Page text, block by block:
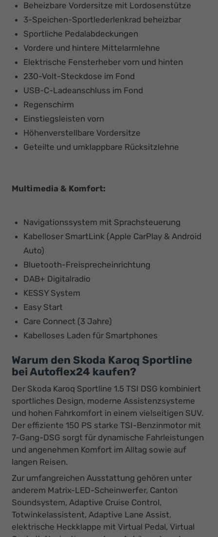
Beheizbare Vordersitze mit Lordosenstütze
3-Speichen-Sportlederlenkrad beheizbar
Sportliche Pedalabdeckungen
Vordere und hintere Mittelarmlehne
Elektrische Fensterheber vorn und hinten
230-Volt-Steckdose im Fond
USB-C-Ladeanschluss im Fond
Regenschirm
Einstiegsleisten vorn
Höhenverstellbare Vordersitze
Geteilte und umklappbare Rücksitzlehne
Multimedia & Komfort:
Navigationssystem mit Sprachsteuerung
Kabelloser SmartLink (Apple CarPlay & Android
Auto)
Bluetooth-Freisprecheinrichtung
DAB+ Digitalradio
KESSY System
Easy Start
Care Connect (3 Jahre)
Kabelloses Laden für Smartphones
Warum den Skoda Karoq Sportline
bei Autoflex24 kaufen?
Der Skoda Karoq Sportline 1.5 TSI DSG kombiniert
sportliches Design, moderne Assistenzsysteme
und hohen Fahrkomfort in einem vielseitigen SUV.
Der effiziente 150 PS starke TSI-Benzinmotor mit
7-Gang-DSG sorgt für dynamische Fahrleistungen
und angenehmen Komfort im Alltag sowie auf
langen Reisen.
Zur umfangreichen Ausstattung gehören unter
anderem Matrix-LED-Scheinwerfer, Canton
Soundsystem, Adaptive Cruise Control,
Totwinkelassistent, Adaptive Lane Assist,
elektrische Heckklappe mit Virtual Pedal, Virtual